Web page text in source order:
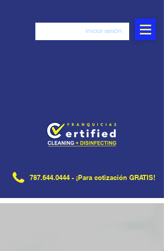
Iniciar sesión
787.644.0444- ¡Para cotización GRATIS!